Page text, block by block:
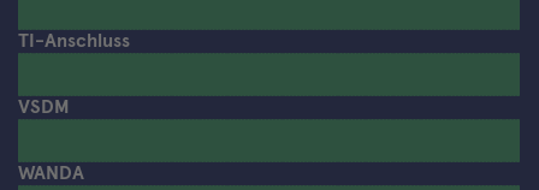
TI-Anschluss
VSDM
WANDA